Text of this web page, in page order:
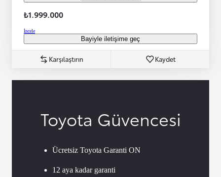
₺1.999.000
İncele
Bayiyle iletişime geç
Karşılaştırın Kaydet
Toyota Güvencesi
Ücretsiz Toyota Garanti ON
12 aya kadar garanti